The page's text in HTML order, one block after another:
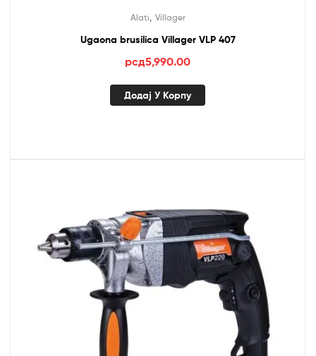
Alati Villager
Ugaona brusilica Villager VLP 407
рсд5,990.00
Додај У Корпу